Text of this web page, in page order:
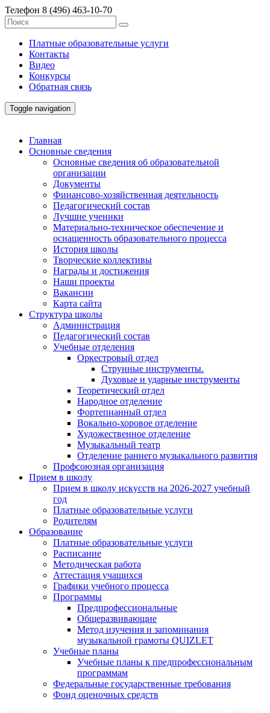
Телефон 8 (496) 463-10-70
Платные образовательные услуги
Контакты
Видео
Конкурсы
Обратная связь
Toggle navigation
Главная
Основные сведения
Основные сведения об образовательной
организации
Документы
Финансово-хозяйственная деятельность
Педагогический состав
Лучшие ученики
Материально-техническое обеспечение и
оснащенность образовательного процесса
История школы
Творческие коллективы
Награды и достижения
Наши проекты
Вакансии
Карта сайта
Структура школы
Администрация
Педагогический состав
Учебные отделения
Оркестровый отдел
Струнные инструменты.
Духовые и ударные инструменты
Теоретический отдел
Народное отделение
Фортепианный отдел
Вокально-хоровое отделение
Художественное отделение
Музыкальный театр
Отделение раннего музыкального развития
Профсоюзная организация
Прием в школу
Прием в школу искусств на 2026-2027 учебный
год
Платные образовательные услуги
Родителям
Образование
Платные образовательные услуги
Расписание
Методическая работа
Аттестация учащихся
Графики учебного процесса
Программы
Предпрофессиональные
Общеразвивающие
Метод изучения и запоминания
музыкальной грамоты QUIZLET
Учебные планы
Учебные планы к предпрофессиональным
программам
Федеральные государственные требования
Фонд оценочных средств